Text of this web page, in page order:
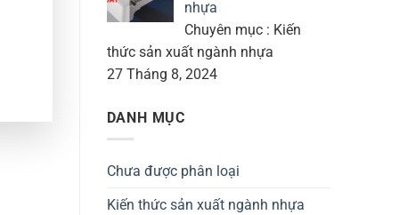
nhựa
Chuyên mục : Kiến
thức sản xuất ngành nhựa
27 Tháng 8, 2024
DANH MỤC
Chưa được phân loại
Kiến thức sản xuất ngành nhựa